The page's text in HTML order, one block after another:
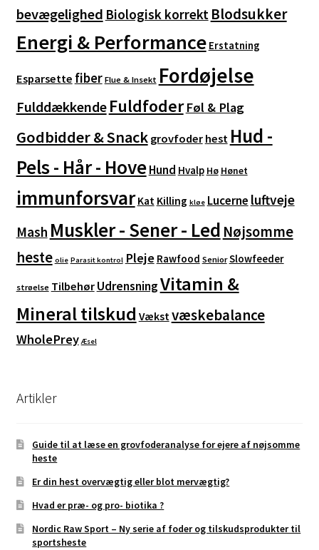
bevægelighed Biologisk korrekt Blodsukker
Energi & Performance Erstatning
Esparsette fiber Flue & Insekt Fordøjelse
Fulddækkende Fuldfoder Føl & Plag
Godbidder & Snack grovfoder hest Hud -
Pels - Hår - HoveHund Hvalp Hø Hønet
immunforsvar Kat Killing kløe Lucerne luftveje
Mash Muskler - Sener - Led Nøjsomme
heste olie Parasit kontrol Pleje Rawfood Senior Slowfeeder
strøelse Tilbehør UdrensningVitamin &
Mineral tilskud Vækst væskebalance
WholePrey Æsel
Artikler
Guide til at læse en grovfoderanalyse for ejere af nøjsomme
heste
Er din hest overvægtig eller blot mervægtig?
Hvad er præ- og pro- biotika ?
Nordic Raw Sport – Ny serie af foder og tilskudsprodukter til
sportsheste